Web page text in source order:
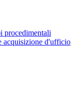
procedimentali
acquisizione d'ufficio